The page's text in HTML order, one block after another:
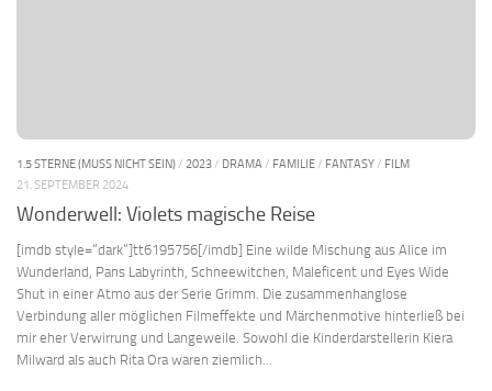
1.5 STERNE (MUSS NICHT SEIN)/ 2023/ DRAMA / FAMILIE/ FANTASY/ FILM
21. SEPTEMBER 2024
Wonderwell: Violets magische Reise
[imdb style=“dark“]tt6195756[/imdb] Eine wilde Mischung aus Alice im
Wunderland, Pans Labyrinth, Schneewitchen, Maleficent und Eyes Wide
Shut in einer Atmo aus der Serie Grimm. Die zusammenhanglose
Verbindung aller möglichen Filmeffekte und Märchenmotive hinterließ bei
mir eher Verwirrung und Langeweile. Sowohl die Kinderdarstellerin Kiera
Milward als auch Rita Ora waren ziemlich...